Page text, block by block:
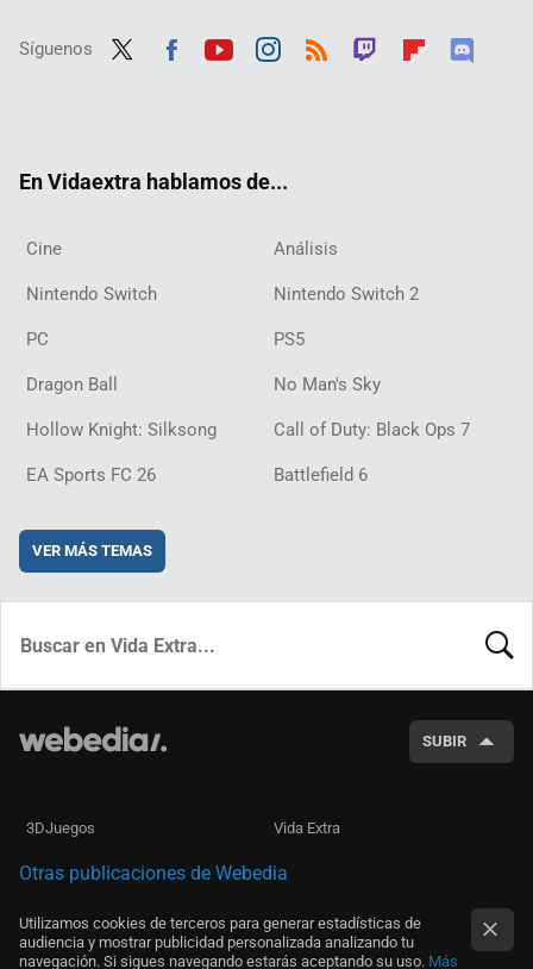
Síguenos
En Vidaextra hablamos de...
Cine Análisis
Nintendo Switch Nintendo Switch 2
PC PS5
Dragon Ball No Man's Sky
Hollow Knight: Silksong Call of Duty: Black Ops 7
EA Sports FC 26 Battlefield 6
VER MÁS TEMAS
SUBIR
3DJuegos Vida Extra
Otras publicaciones de Webedia
Utilizamos cookies de terceros para generar estadísticas de
audiencia y mostrar publicidad personalizada analizando tu
navegación. Si sigues navegando estarás aceptando su uso. Más